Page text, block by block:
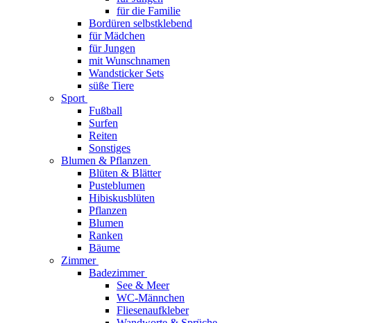
für die Familie
Bordüren selbstklebend
für Mädchen
für Jungen
mit Wunschnamen
Wandsticker Sets
süße Tiere
Sport
Fußball
Surfen
Reiten
Sonstiges
Blumen & Pflanzen
Blüten & Blätter
Pusteblumen
Hibiskusblüten
Pflanzen
Blumen
Ranken
Bäume
Zimmer
Badezimmer
See & Meer
WC-Männchen
Fliesenaufkleber